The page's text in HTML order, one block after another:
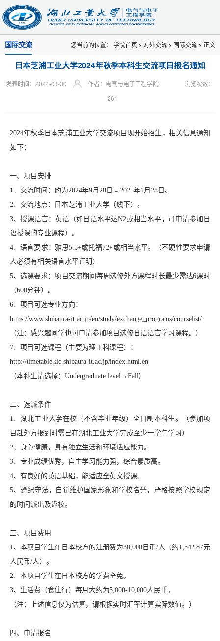
国际交流 您当前的位置： 学院首页 > 对外交流 > 国际交流 > 正文
日本芝浦工业大学2024年秋季本科生交流项目报名通知
发表时间：2024-03-30 作者：电气与电子工程学院
浏览次数：
261
2024年秋季日本芝浦工业大学交流项目现开始招生，相关信息通知
如下：
一、项目安排
1、交流时间：约为2024年9月28日﹣2025年1月28日。
2、交流地点：日本芝浦工业大学（线下）。
3、授课语言：英语（如日语水平达N2或相当水平，可申请参加日
语授课的专业课程）。
4、语言要求：雅思5.5+或托福72+或相当水平。（不硬性要求申请
人必须有相关语言水平证明）
5、选课要求：项目交流期间每周选修外方课程时长最少需达6课时
（600分钟）。
6、项目可选专业方向：
https://www.shibaura-it.ac.jp/en/study/exchange_programs/courselist/
（注：感兴趣同学也可申请参加项目选修日语语言学习课程。）
7、项目可选课程（主要为理工科课程）：
http://timetable.sic.shibaura-it.ac.jp/index.html.en
（本科生请选择：Undergraduate level→Fall）
二、选派条件
1、湖北工业大学在校（不含毕业年级）全日制本科生。（参加项
目赴外方报到时需已在湖北工业大学完成至少一学年学习）
2、身心健康，具有独立生活和环境适应能力。
3、专业成绩优秀，自主学习能力强，综合素质高。
4、有良好的英语基础，能适应全英文授课。
5、遵纪守法，自觉维护国家形象和学校名誉，严格按照学校规定
的时间派出及返校。
三、项目费用
1、本项目学生在日本校方的注册费为30,000日币/人（约1,542.87元
人民币/人）。
2、本项目学生在日本校方的学费全免。
3、生活费（食住行）每月大约为5,000-10,000人民币。
（注：上述信息仅为估算，请根据实时汇率计算实际数值。）
四、申请报名